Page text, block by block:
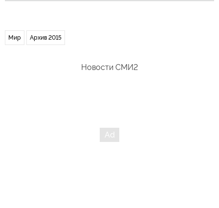
Мир Архив 2015
Новости СМИ2